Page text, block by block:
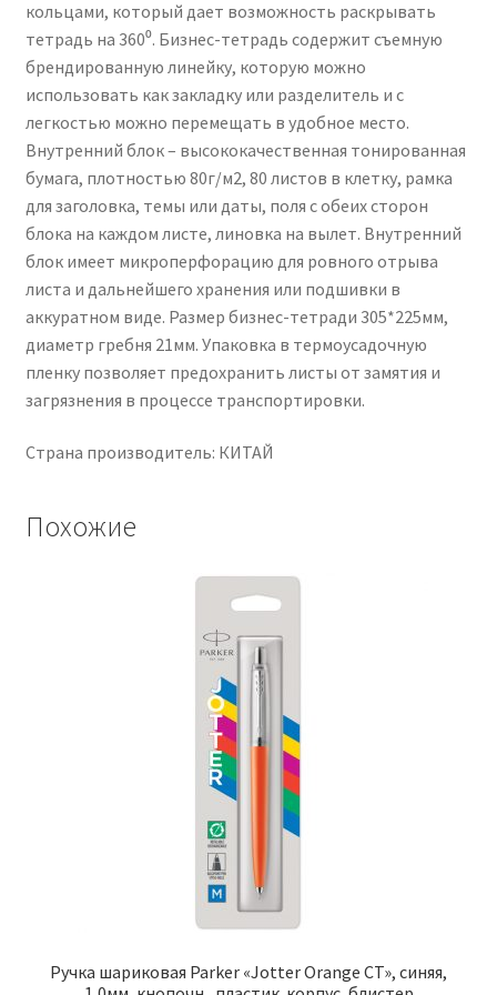
кольцами, который дает возможность раскрывать
тетрадь на 360⁰. Бизнес-тетрадь содержит съемную
брендированную линейку, которую можно
использовать как закладку или разделитель и с
легкостью можно перемещать в удобное место.
Внутренний блок – высококачественная тонированная
бумага, плотностью 80г/м2, 80 листов в клетку, рамка
для заголовка, темы или даты, поля с обеих сторон
блока на каждом листе, линовка на вылет. Внутренний
блок имеет микроперфорацию для ровного отрыва
листа и дальнейшего хранения или подшивки в
аккуратном виде. Размер бизнес-тетради 305*225мм,
диаметр гребня 21мм. Упаковка в термоусадочную
пленку позволяет предохранить листы от замятия и
загрязнения в процессе транспортировки.
Страна производитель: КИТАЙ
Похожие
Ручка шариковая Parker «Jotter Orange CT», синяя,